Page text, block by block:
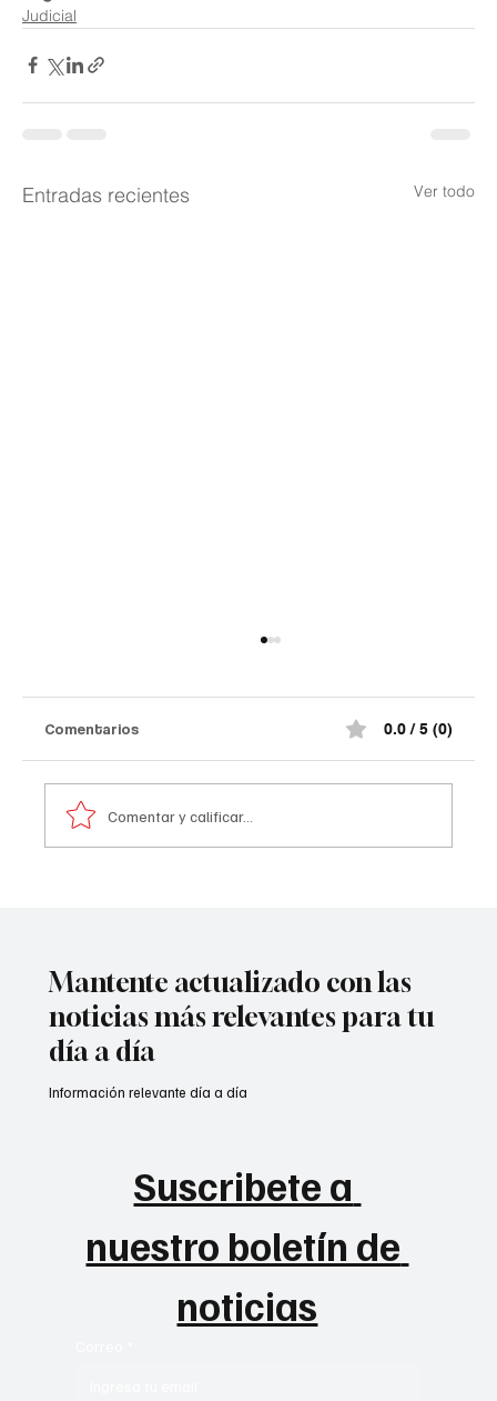
Judicial
Entradas recientes Ver todo
Comentarios 0.0 / 5 (0)
Comentar y calificar...
Mantente actualizado con las
noticias más relevantes para tu
día a día
Suscribete a
nuestro boletín de
noticias
Información relevante día a día